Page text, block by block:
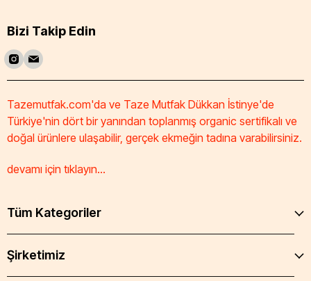
Bizi Takip Edin
Tazemutfak.com'da ve Taze Mutfak Dükkan İstinye'de
Türkiye'nin dört bir yanından toplanmış organic sertifikalı ve
doğal ürünlere ulaşabilir, gerçek ekmeğin tadına varabilirsiniz.
devamı için tıklayın...
Tüm Kategoriler
Şirketimiz